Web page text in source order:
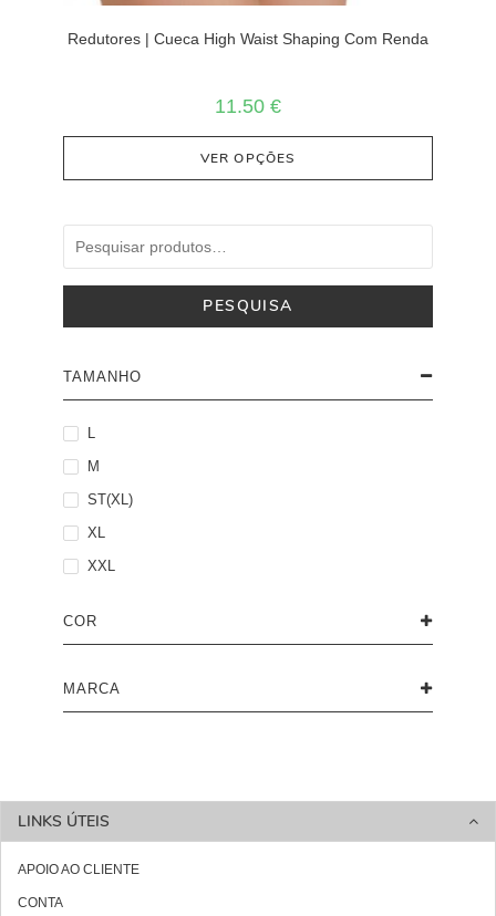
Redutores | Cueca High Waist Shaping Com Renda
11.50 €
VER OPÇÕES
PESQUISA
TAMANHO
M
ST(XL)
XL
XXL
COR
MARCA
LINKS ÚTEIS
APOIO AO CLIENTE
CONTA